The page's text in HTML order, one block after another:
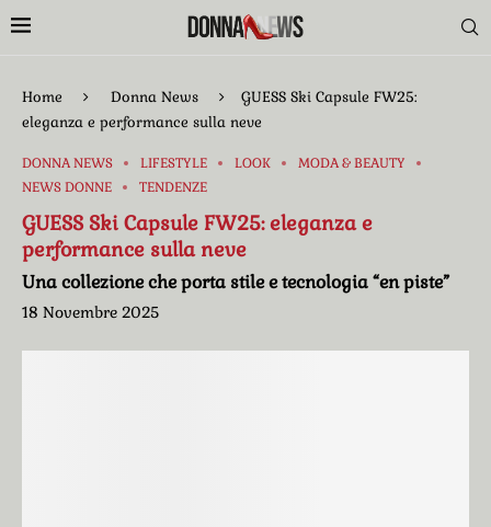
Home Donna News
GUESS Ski Capsule FW25:
eleganza e performance sulla neve
DONNA NEWS LIFESTYLE LOOK
MODA & BEAUTY
NEWS DONNE
TENDENZE
GUESS Ski Capsule FW25: eleganza e
performance sulla neve
Una collezione che porta stile e tecnologia “en piste”
18 Novembre 2025